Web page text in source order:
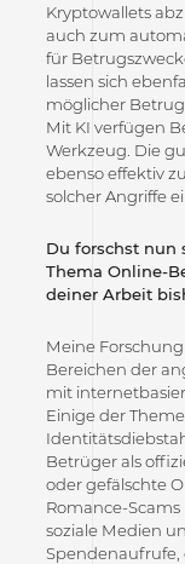
Kryptowallets
auch zum
für
lassen sich
möglicher
Mit KI verfügen
Werkzeug. Die
ebenso effektiv
solcher Angriffe
Du forschst nun
Thema Online-
deiner Arbeit
Meine
Bereichen der
mit
Einige der
Betrüger als
oder gefälschte
Romance-
soziale Medien
Spendenaufrufe,